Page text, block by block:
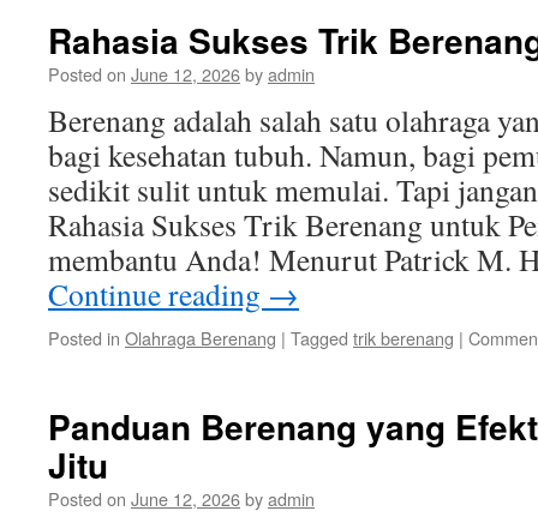
Rahasia Sukses Trik
Posted on June 12, 2026byadmin
Berenang adalah salah satu olahraga
bagi kesehatan tubuh. Namun, bagi
sedikit sulit untuk memulai. Tapi
Rahasia Sukses Trik Berenang untuk
membantu Anda! Menurut Patrick M.
Continue reading →
Posted in Olahraga Berenang | Tagged trik berenang |
Panduan Berenang yang
Jitu
Posted on June 12, 2026byadmin